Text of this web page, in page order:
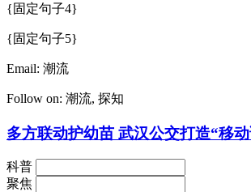
{固定句子4}
{固定句子5}
Email: 潮流
Follow on: 潮流, 探知
多方联动护幼苗 武汉公交打造“移
科普
聚焦